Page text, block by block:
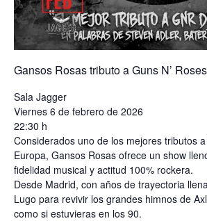
Gansos Rosas tributo a Guns N’ Roses
Sala Jagger
Viernes 6 de febrero de 2026
22:30 h
Considerados uno de los mejores tributos a
Europa, Gansos Rosas ofrece un show
fidelidad musical y actitud 100% rockera.
Desde Madrid, con años de trayectoria
Lugo para revivir los grandes himnos de
como si estuvieras en los 90.